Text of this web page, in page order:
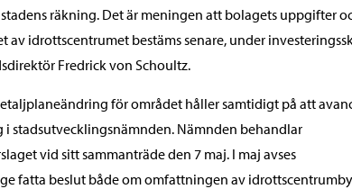
räkning. Det är meningen att bolagets uppgifter
av idrottscentrumet bestäms senare, under
Fredrick von Schoultz.
för området håller samtidigt på att
stadsutvecklingsnämnden. Nämnden behandlar
vid sitt sammanträde den 7 maj. I maj avses
fatta beslut både om omfattningen av